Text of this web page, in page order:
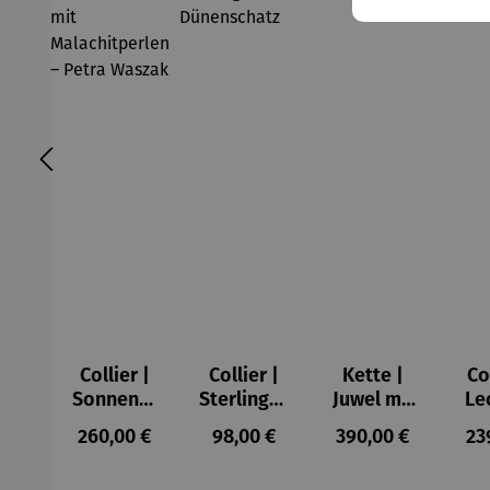
Collier |
Sonnensc
heibe mit
Malachitp
Regulärer Preis:
260,00 €
Collier |
Sterlingsil
ber –
Dünensch
Regulärer Preis:
98,00 €
Kette |
Juwel mit
Bernstein
Regulärer Preis:
390,00 €